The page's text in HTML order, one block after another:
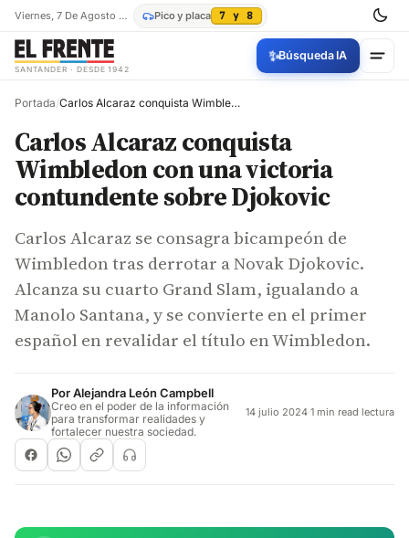
Viernes, 7 De Agosto De 2026 Pico y placa 7 y 8
SANTANDER · DESDE 1942
✨Búsqueda IA
Portada/ Carlos Alcaraz conquista Wimbledon con una victoria contundente sobre Djokovic
Carlos Alcaraz conquista
Wimbledon con una victoria
contundente sobre Djokovic
Carlos Alcaraz se consagra bicampeón de
Wimbledon tras derrotar a Novak Djokovic.
Alcanza su cuarto Grand Slam, igualando a
Manolo Santana, y se convierte en el primer
español en revalidar el título en Wimbledon.
PorAlejandra León Campbell
Creo en el poder de la información
para transformar realidades y
fortalecer nuestra sociedad.
14 julio 2024·1 min read lectura